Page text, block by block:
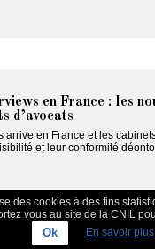
des cookies à des fins
vous au site de la CNIL
Ok En savoir plus
en France : les
d’avocats
arrive en France et les
et leur conformité